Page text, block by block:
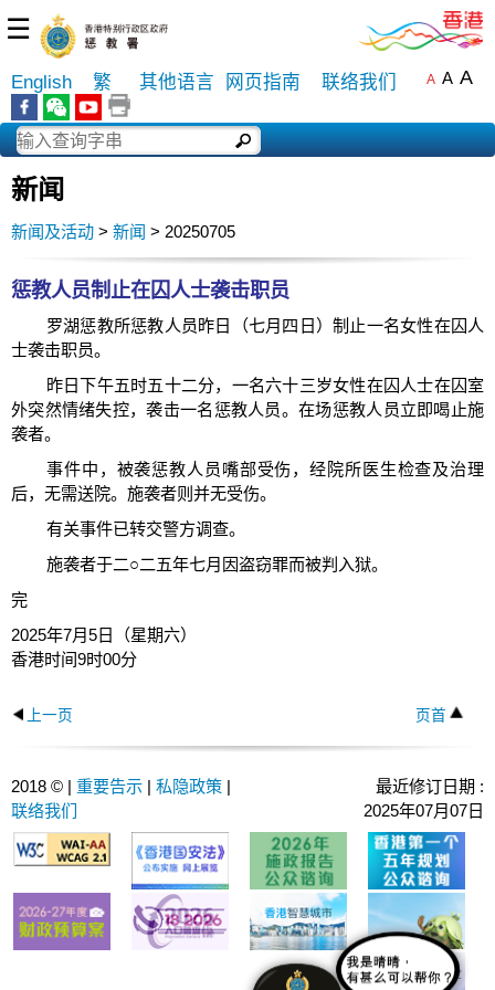
☰
English 繁 其他语言 网页指南 联络我们 A A A
新闻
新闻及活动 > 新闻 > 20250705
惩教人员制止在囚人士袭击职员
罗湖惩教所惩教人员昨日（七月四日）制止一名女性在囚人
士袭击职员。
昨日下午五时五十二分，一名六十三岁女性在囚人士在囚室
外突然情绪失控，袭击一名惩教人员。在场惩教人员立即喝止施
袭者。
事件中，被袭惩教人员嘴部受伤，经院所医生检查及治理
后，无需送院。施袭者则并无受伤。
有关事件已转交警方调查。
施袭者于二○二五年七月因盗窃罪而被判入狱。
完
2025年7月5日（星期六）
香港时间9时00分
上一页 页首
2018 © | 重要告示 | 私隐政策 |
联络我们
最近修订日期 :
2025年07月07日